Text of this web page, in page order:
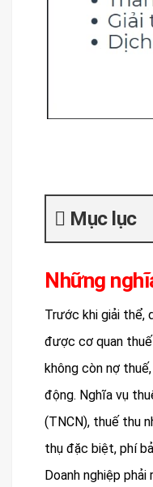
Mục lục
Những
Trước khi giải thể,
được cơ quan
không còn nợ
động. Nghĩa vụ
(TNCN), thuế thu
thụ đặc biệt, phí
Doanh nghiệp